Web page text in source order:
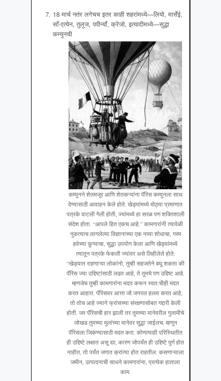
18 मार्च नतंर लगेचच इतर काही शहरांमध्ये—लियो, मार्सेई,
सॉं-एत्येन, तुलूज, पपीन्यॉं, क्रेजो, इत्यादीमध्ये—सुद्धा
कम्युनची
कम्युनने शेतमजूर आणि शेतकऱ्यांना पॅरिस कम्युनला साथ
देण्यासाठी आवाहन केले होते. खेड्यांमध्ये मोठ्या प्रमाणात
पत्रके वाटली गेली होती, ज्यांमध्ये हा सरळ पण शक्तिशाली
संदेश होता. “आपले हित एकच आहे.” कामगारांनी त्यावेळी
नुकत्याच लागलेल्या विज्ञानाच्या एक नव्या शोधाचा, गरम
हवेच्या फ़ुग्याचा, सुद्धा उपयोग केला आणि खेड्यांमध्ये
त्यातून पत्रके फेकली ज्यांवर असे लिहीलेले होते:
“खेड्यात राहणाऱ्या लोकांनो, तुम्ही सहजतेने बघू शकता की
पॅरिस ज्या उद्दिष्टांसाठी लढत आहे, ते तुमचे पण उद्दिष्ट आहे.
म्हणजेच तुम्ही कामगारांना मदत करून स्वत:चीही मदत
करत आहात. पॅरिसवर आत्ता जो जनरल हल्ला करत आहे,
तो तोच आहे ज्याने फ्रांसच्या संरक्षणासोबत गद्दारी केली
होती. जर पॅरिसची हार झाली तर तुमच्या मानेवरील गुलामीचे
जोखड तुमच्या मुलांच्या मानेवर सुद्धा जाईलच. म्हणून
पॅरिसला जिकंण्यासाठी मदत करा. कोणत्याही परिस्थितीत
ही उद्दिष्टे लक्षात असू द्या, कारण जोपर्यंत ही उद्दिष्टे पूर्ण होत
नाहीत, तो पर्यंत जगात क्रांत्या होत राहतील: कसणाऱ्याला
जमीन, उत्पादनाची साधने कामगारांना, प्रत्येक हाताला
काम.